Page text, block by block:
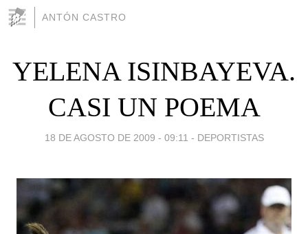
ANTÓN CASTRO
YELENA ISINBAYEVA.
CASI UN POEMA
18 DE AGOSTO DE 2009 - 09:11 - DEPORTISTAS